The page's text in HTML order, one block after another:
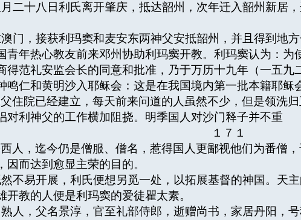
二十八日利氏离开肇庆，抵达韶州，次年迁入韶州新居
门，接获利玛窦和麦安东两神父安抵韶州，并且得到地
青年热心教友前来邓州协助利玛窦开教。利玛窦认为：
得范礼安监会长的同意和批准，乃于万历十九年（一五
鸣仁和黄明沙入耶稣会：这是在我国境内第一批本籍耶稣
住院已经建立，每天前来问道的人虽然不少，但是领洗
对利神父的工作横加阻挠。明季国人对沙门释子并不重
１７１
人，迄今仍是僧服、僧名，惹得国人更鄙视他们为番僧
因而达到愈显主荣的目的。
不易开展，利氏便想另觅一处，以拓展基督的神国。天
开教的人便是利玛窦的爱徒瞿太素。
人，父名景淳，官至礼部侍郎，逝赠尚书，家居丹阳，